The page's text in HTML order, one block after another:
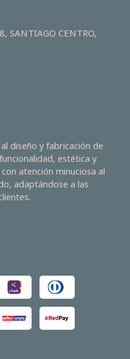
CENTRO,
diseño y fabricación de
estética y
atención minuciosa al
adaptándose a las